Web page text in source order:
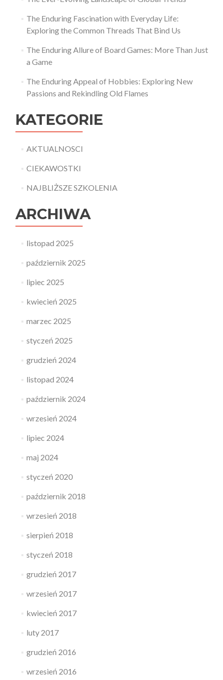
The Enduring Fascination with Everyday Life:
Exploring the Common Threads That Bind Us
The Enduring Allure of Board Games: More Than Just
a Game
The Enduring Appeal of Hobbies: Exploring New
Passions and Rekindling Old Flames
KATEGORIE
AKTUALNOSCI
CIEKAWOSTKI
NAJBLIŻSZE SZKOLENIA
ARCHIWA
listopad 2025
październik 2025
lipiec 2025
kwiecień 2025
marzec 2025
styczeń 2025
grudzień 2024
listopad 2024
październik 2024
wrzesień 2024
lipiec 2024
maj 2024
styczeń 2020
październik 2018
wrzesień 2018
sierpień 2018
styczeń 2018
grudzień 2017
wrzesień 2017
kwiecień 2017
luty 2017
grudzień 2016
wrzesień 2016